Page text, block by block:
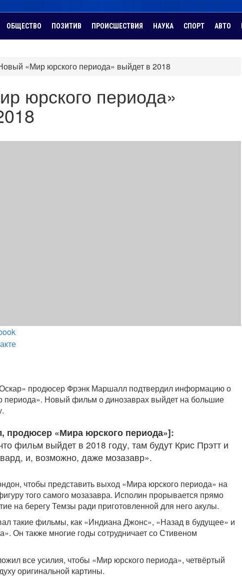
ОБЩЕСТВО ПОЗИТИВ ПРОИСШЕСТВИЯ НАУКА СПОРТ АВТО
«Мир юрского периода» выйдет в 2018
юрского периода»
продюсер Фрэнк Маршалл подтвердил информацию о
периода». Новый фильм о динозаврах выйдет на большие
продюсер «Мира юрского периода»]:
фильм выйдет в 2018 году, там будут Крис Прэтт и
и, возможно, даже мозазавр».
чтобы представить выход «Мира юрского периода» на
того самого мозазавра. Исполин прорывается прямо
на берегу Темзы ради приготовленной для него акулы.
такие фильмы, как «Индиана Джонс», «Назад в будущее» и
Он также многие годы сотрудничает со Стивеном
все усилия, чтобы «Мир юрского периода», четвёртый
оригинальной картины.